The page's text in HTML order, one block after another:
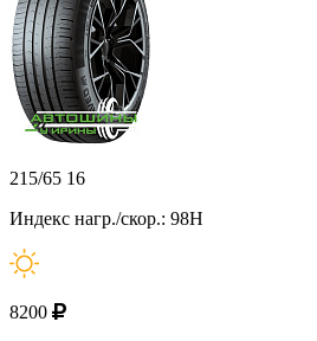
215/65 16
Индекс нагр./скор.: 98H
8200